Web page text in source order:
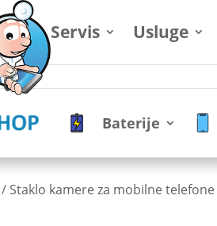
Servis Usluge
Baterije
/ Staklo kamere za mobilne telefone